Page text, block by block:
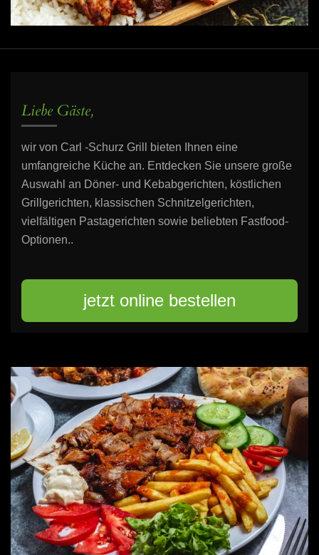
Liebe Gäste,
wir von Carl -Schurz Grill bieten Ihnen eine
umfangreiche Küche an. Entdecken Sie unsere große
Auswahl an Döner- und Kebabgerichten, köstlichen
Grillgerichten, klassischen Schnitzelgerichten,
vielfältigen Pastagerichten sowie beliebten Fastfood-
Optionen..
jetzt online bestellen